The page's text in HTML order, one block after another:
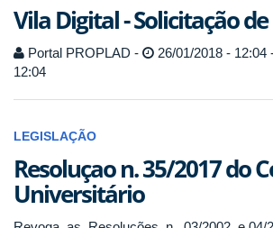
Vila Digital - Solicitação
Portal PROPLAD - 26/01/2018 - 12:04
12:04
LEGISLAÇÃO
Resoluçao n. 35/2017 do
Universitário